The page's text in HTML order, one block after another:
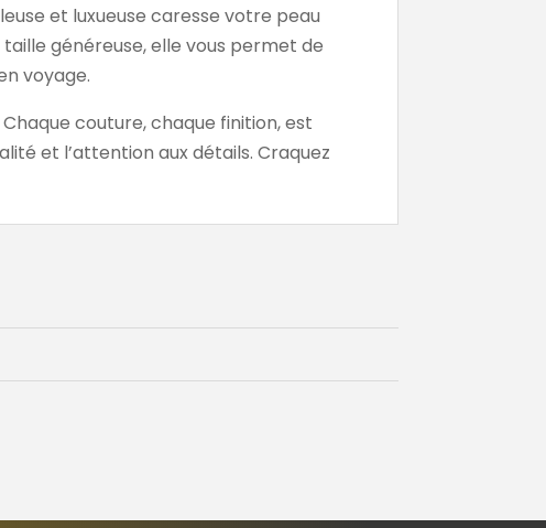
et luxueuse caresse votre peau
généreuse, elle vous permet de
voyage.
couture, chaque finition, est
et l’attention aux détails. Craquez